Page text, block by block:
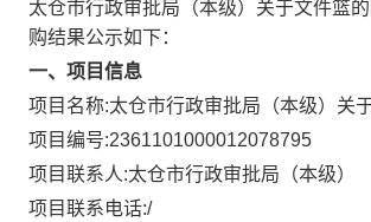
太仓市行政审批局（本级）关于文件篮
购结果公示如下：
一、项目信息
项目名称:太仓市行政审批局（本级）关
项目编号:2361101000012078795
项目联系人:太仓市行政审批局（本级）
项目联系电话:/